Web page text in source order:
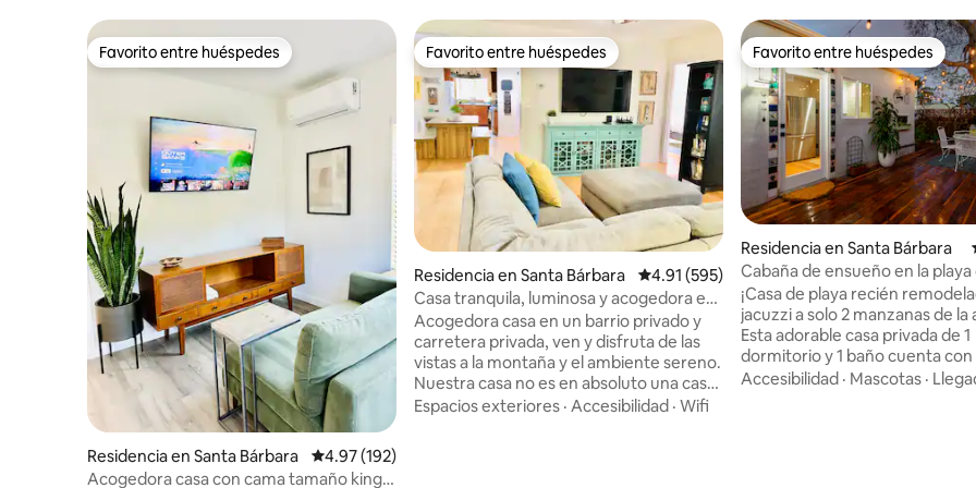
Favorito entre huéspedes
Favorito entre huéspedes
Residencia en Santa Bárbara Calificación promedio: 4.97 de 5; 192 evaluaciones
4.97 (192)
Acogedora casa con cama tamaño king
Favorito entre huéspedes
Favorito entre huéspedes
Residencia en Santa Bárbara Calificación promedio: 4.91 de 5; 595
4.91 (595)
Casa tranquila, luminosa y acogedora en
Santa Bárbara
Acogedora casa en un barrio privado y
carretera privada, ven y disfruta de las
vistas a la montaña y el ambiente sereno.
Nuestra casa no es en absoluto una casa
de fiesta, tenemos vecinos cercanos y
Espacios exteriores · Accesibilidad · Wifi
Favorito entre huéspedes
Favorito entre huéspedes
Residencia en Santa Bárbara
Cabaña de ensueño en la playa
sauna ~ A poca distancia de la
¡Casa de playa recién
jacuzzi a solo 2 manzanas de la
Esta adorable casa privada de 1
dormitorio y 1 baño cuenta con
espacios al aire libre con spa y
Accesibilidad · Mascotas ·